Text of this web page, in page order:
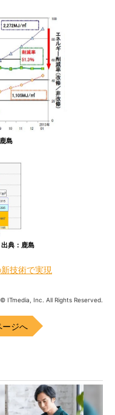
島
典：鹿島
技術で実現
ITmedia, Inc. All Rights Reserved.
ージへ